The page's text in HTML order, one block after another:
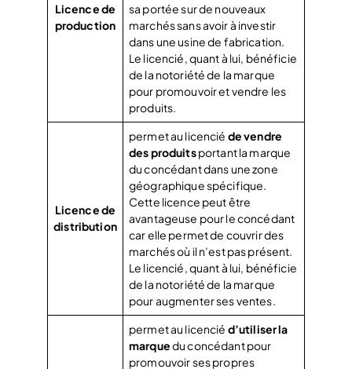
Licence de
production
sa portée sur de nouveaux
marchés sans avoir à investir
dans une usine de fabrication.
Le licencié, quant à lui, bénéficie
de la notoriété de la marque
pour promouvoir et vendre les
produits.
Licence de
distribution
permet au licencié de vendre
des produitsportant la marque
du concédant dans une zone
géographique spécifique.
Cette licence peut être
avantageuse pour le concédant
car elle permet de couvrir des
marchés où il n’est pas présent.
Le licencié, quant à lui, bénéficie
de la notoriété de la marque
pour augmenter ses ventes.
permet au licencié d’utiliser la
marquedu concédant pour
promouvoir ses propres